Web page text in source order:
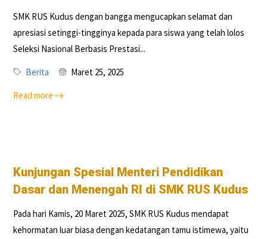
SMK RUS Kudus dengan bangga mengucapkan selamat dan
apresiasi setinggi-tingginya kepada para siswa yang telah lolos
Seleksi Nasional Berbasis Prestasi...
Berita Maret 25, 2025
Read more
Kunjungan Spesial Menteri Pendidikan
Dasar dan Menengah RI di SMK RUS Kudus
Pada hari Kamis, 20 Maret 2025, SMK RUS Kudus mendapat
kehormatan luar biasa dengan kedatangan tamu istimewa, yaitu